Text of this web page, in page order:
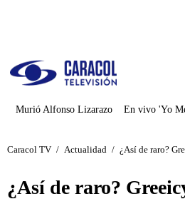
Murió Alfonso Lizarazo En vivo 'Yo
Caracol TV / Actualidad / ¿Así de raro?
¿Así de raro?